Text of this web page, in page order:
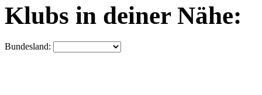
Klubs in deiner Nähe:
Bundesland: